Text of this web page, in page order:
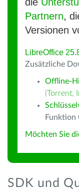
Partnern,
Versionen
LibreOffice
Zusätzliche
Offline-
(Torrent,
Funktion
Möchten Sie
SDK und